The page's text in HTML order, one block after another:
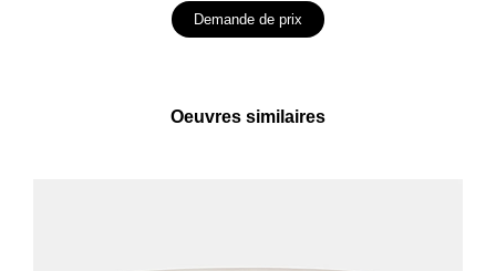
Demande de prix
Oeuvres similaires